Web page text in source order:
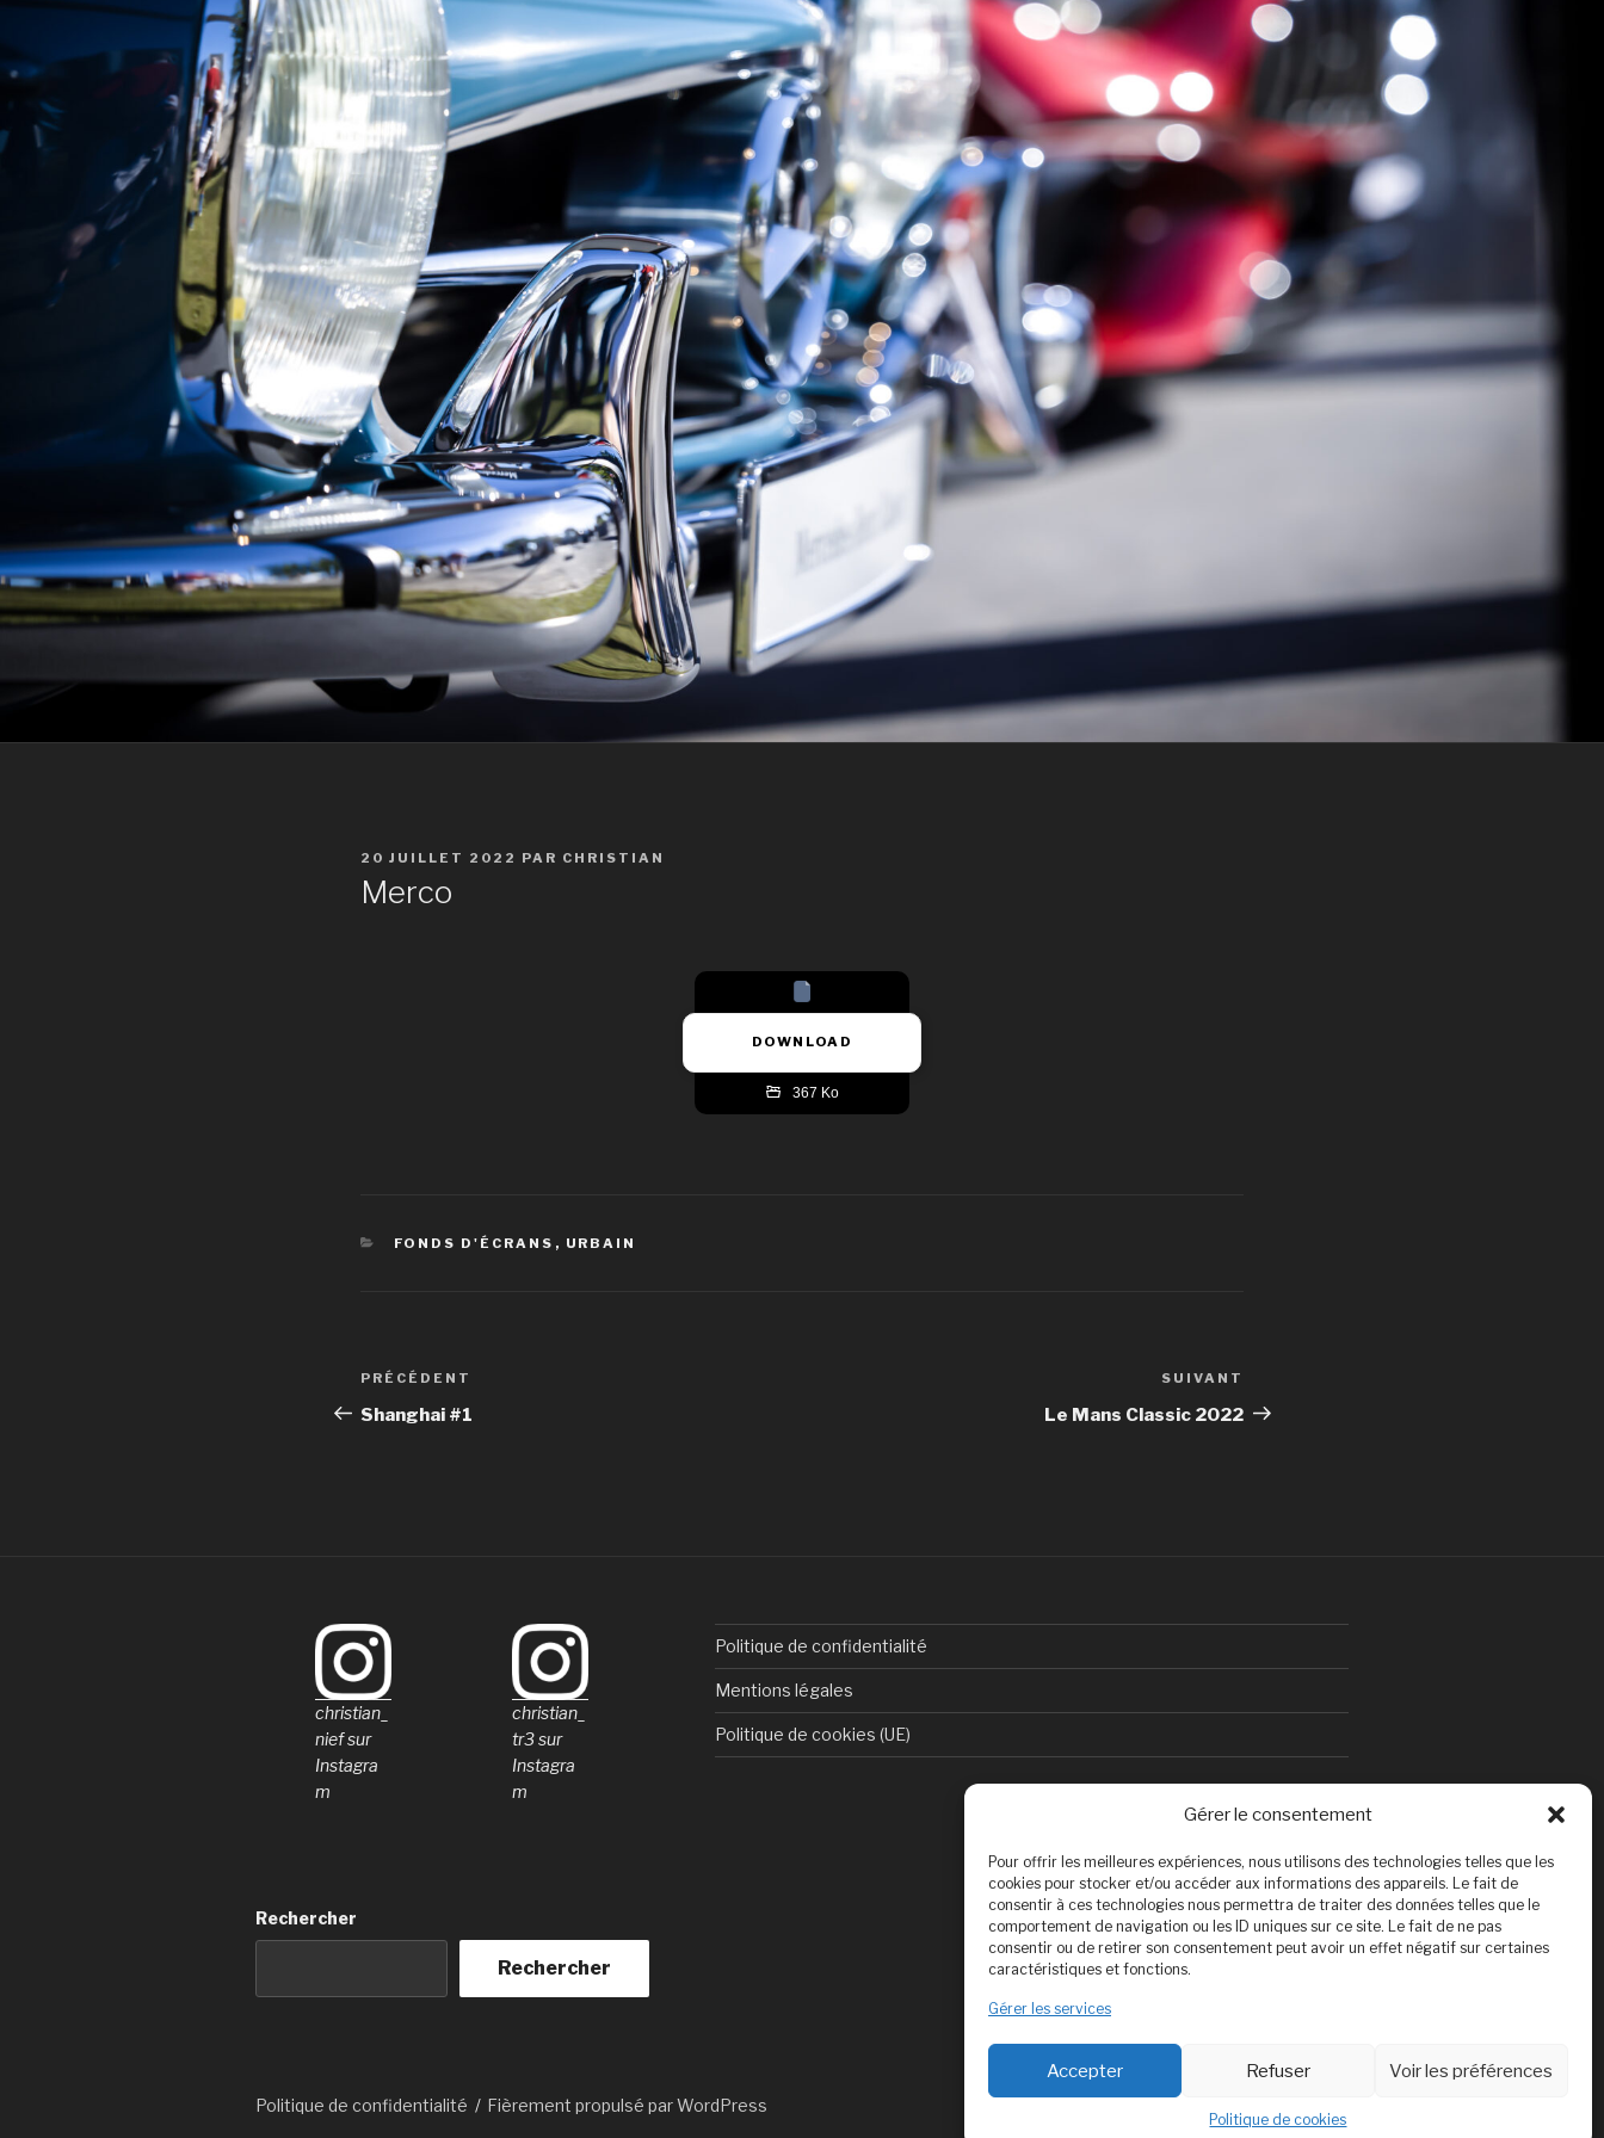
Gérer le consentement
Pour offrir les meilleures expériences, nous utilisons des technologies telles que les
cookies pour stocker et/ou accéder aux informations des appareils. Le fait de
consentir à ces technologies nous permettra de traiter des données telles que le
comportement de navigation ou les ID uniques sur ce site. Le fait de ne pas
consentir ou de retirer son consentement peut avoir un effet négatif sur certaines
caractéristiques et fonctions.
Gérer les services
Accepter Refuser Voir les préférences
Politique de cookies
PUBLIÉ
20 JUILLET 2022 PAR CHRISTIAN
Merco
DOWNLOAD
367 Ko
CATÉGORIES
FONDS D'ÉCRANS , URBAIN
Navigation
de
Article
précédent
PRÉCÉDENT
Shanghai #1
suivant
SUIVANT
Le Mans Classic 2022
christian_
nief sur
Instagra
m
christian_
tr3 sur
Instagra
m
Rechercher
Rechercher
Politique de confidentialité
Mentions légales
Politique de cookies (UE)
Politique de confidentialité Fièrement propulsé par WordPress